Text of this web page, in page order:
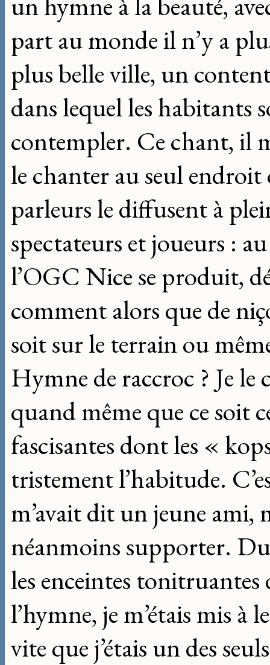
part au monde il n’y a
plus belle ville, un
dans lequel les habitants
contempler. Ce chant, il
le chanter au seul
parleurs le diffusent à
spectateurs et joueurs :
l’OGC Nice se produit,
comment alors que de
soit sur le terrain ou
Hymne de raccroc ? Je le
quand même que ce soit
fascisantes dont les «
tristement l’habitude.
m’avait dit un jeune
néanmoins supporter.
les enceintes
l’hymne, je m’étais mis à
vite que j’étais un des